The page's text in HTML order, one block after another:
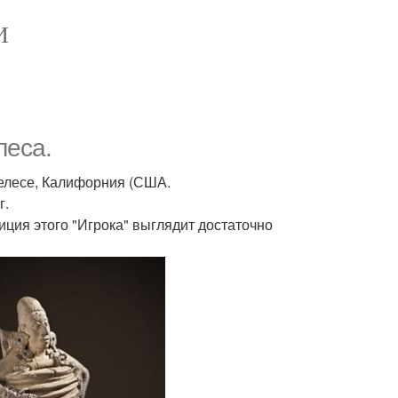
Калифорния (США.
этого "Игрока" выглядит достаточно